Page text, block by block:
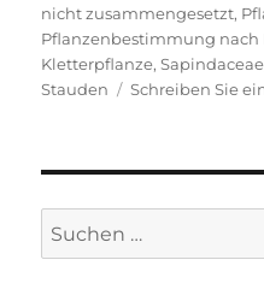
nicht zusammengesetzt,
Pflanzenbestimmung nach
Kletterpflanze,Sapindaceae
Stauden
Schreiben Sie
Suche
nach: